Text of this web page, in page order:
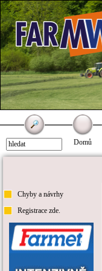
Domů
Chyby a návrhy
Registrace zde.